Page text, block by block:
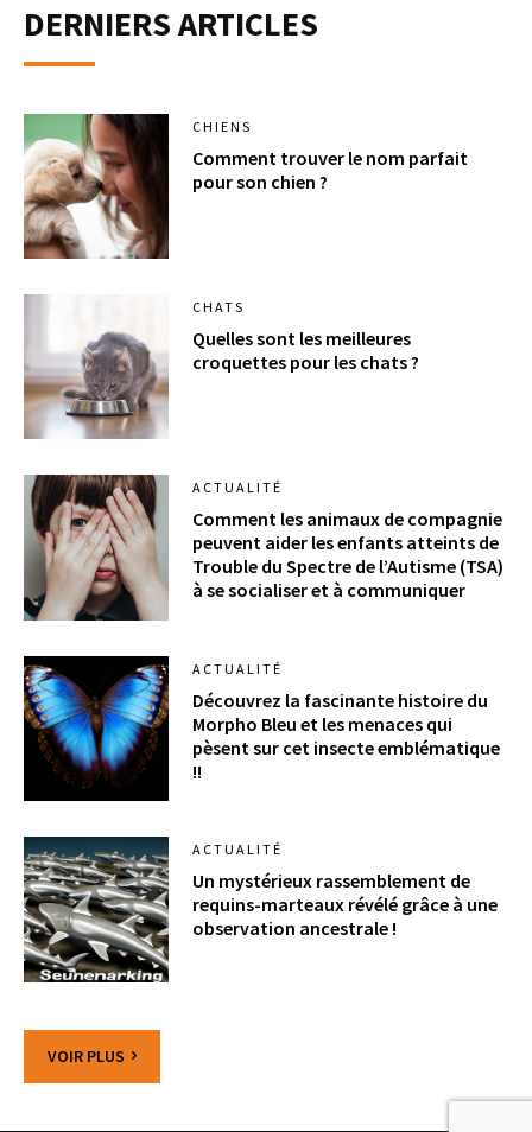
DERNIERS ARTICLES
CHIENS
Comment trouver le nom parfait
pour son chien ?
CHATS
Quelles sont les meilleures
croquettes pour les chats ?
ACTUALITÉ
Comment les animaux de compagnie
peuvent aider les enfants atteints de
Trouble du Spectre de l’Autisme (TSA)
à se socialiser et à communiquer
ACTUALITÉ
Découvrez la fascinante histoire du
Morpho Bleu et les menaces qui
pèsent sur cet insecte emblématique
!!
ACTUALITÉ
Un mystérieux rassemblement de
requins-marteaux révélé grâce à une
observation ancestrale !
VOIR PLUS